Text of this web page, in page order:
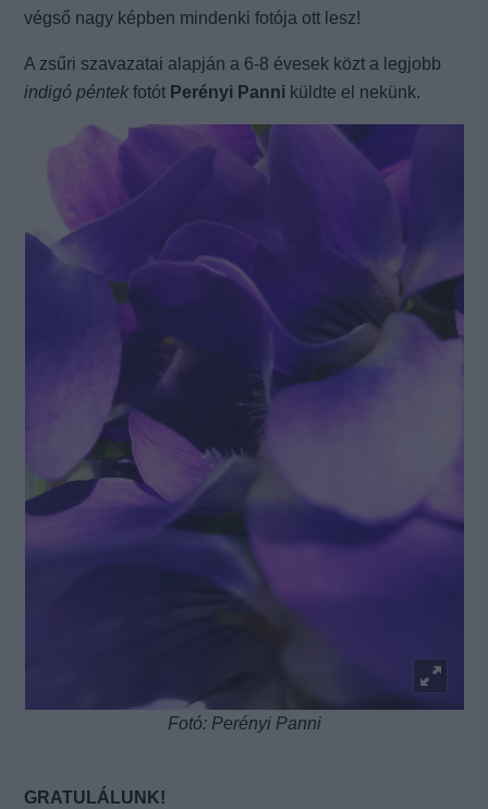
végső nagy képben mindenki fotója ott lesz!
A zsűri szavazatai alapján a 6-8 évesek közt a legjobb
indigó péntek fotót Perényi Panni küldte el nekünk.
Fotó: Perényi Panni
GRATULÁLUNK!